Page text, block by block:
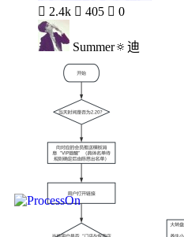
 2.4k  405  0
Summer🔅迪